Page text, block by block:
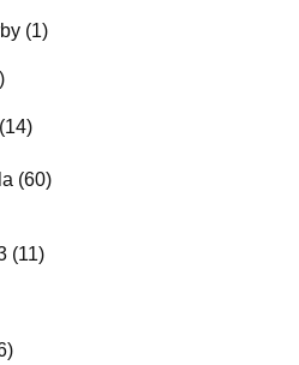
(1)
(14)
(60)
(11)